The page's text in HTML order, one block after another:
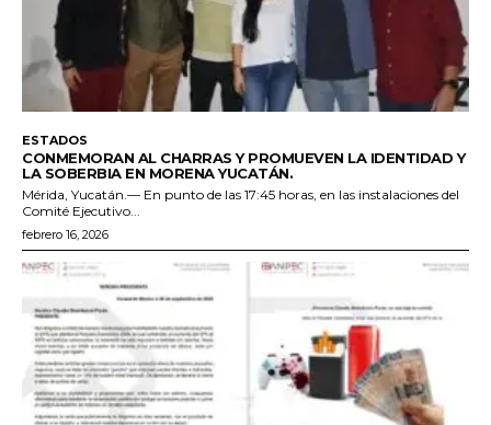
ESTADOS
CONMEMORAN AL CHARRAS Y PROMUEVEN LA IDENTIDAD Y
LA SOBERBIA EN MORENA YUCATÁN.
Mérida, Yucatán.— En punto de las 17:45 horas, en las instalaciones del
Comité Ejecutivo...
febrero 16, 2026